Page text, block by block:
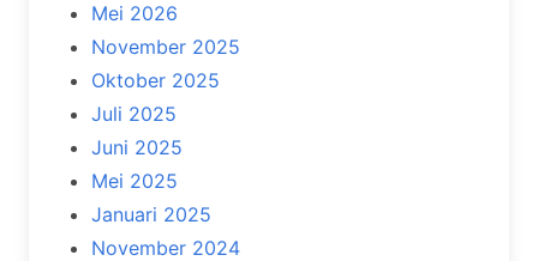
Mei 2026
November 2025
Oktober 2025
Juli 2025
Juni 2025
Mei 2025
Januari 2025
November 2024